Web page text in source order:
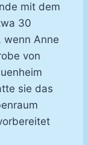
mit dem
30
wenn Anne
von
sie das